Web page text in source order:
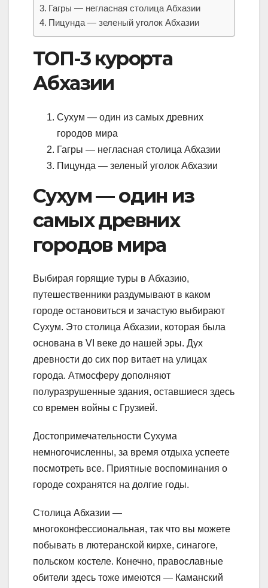
Гагры — негласная столица Абхазии
Пицунда — зеленый уголок Абхазии
ТОП-3 курорта
Абхазии
Сухум — один из самых древних
городов мира
Гагры — негласная столица Абхазии
Пицунда — зеленый уголок Абхазии
Сухум — один из
самых древних
городов мира
Выбирая горящие туры в Абхазию,
путешественники раздумывают в каком
городе остановиться и зачастую выбирают
Сухум. Это столица Абхазии, которая была
основана в VI веке до нашей эры. Дух
древности до сих пор витает на улицах
города. Атмосферу дополняют
полуразрушенные здания, оставшиеся здесь
со времен войны с Грузией.
Достопримечательности Сухума
немногочисленны, за время отдыха успеете
посмотреть все. Приятные воспоминания о
городе сохранятся на долгие годы.
Столица Абхазии —
многоконфессиональная, так что вы можете
побывать в лютеранской кирхе, синагоге,
польском костеле. Конечно, православные
обители здесь тоже имеются — Каманский